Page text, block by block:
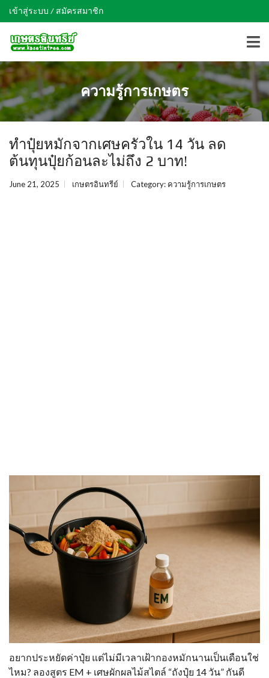
เข้าสู่ระบบ / สมัครสมาชิก
ความรู้การเกษตร
ทำปุ๋ยหมักจากเศษครัวใน 14 วัน ลด
ต้นทุนปุ๋ยก้อนละไม่ถึง 2 บาท!
June 21, 2025 เกษตรอินทรีย์ Category: ความรู้การเกษตร
อยากประหยัดค่าปุ๋ย แต่ไม่มีเวลาเฝ้ากองหมักนานเป็นเดือนใช่
ไหม? ลองสูตร EM + เศษผักผลไม้สไตล์ “ถังปุ๋ย 14 วัน” กันดี